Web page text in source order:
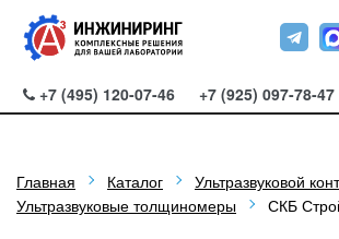
+7 (495) 120-07-46 +7 (925) 097-78-47
Главная Каталог
Ультразвуковой
Ультразвуковые толщиномеры
СКБ